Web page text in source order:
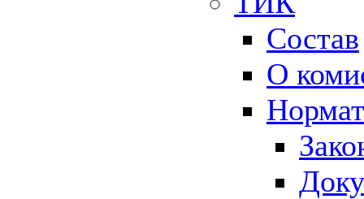
Состав
О